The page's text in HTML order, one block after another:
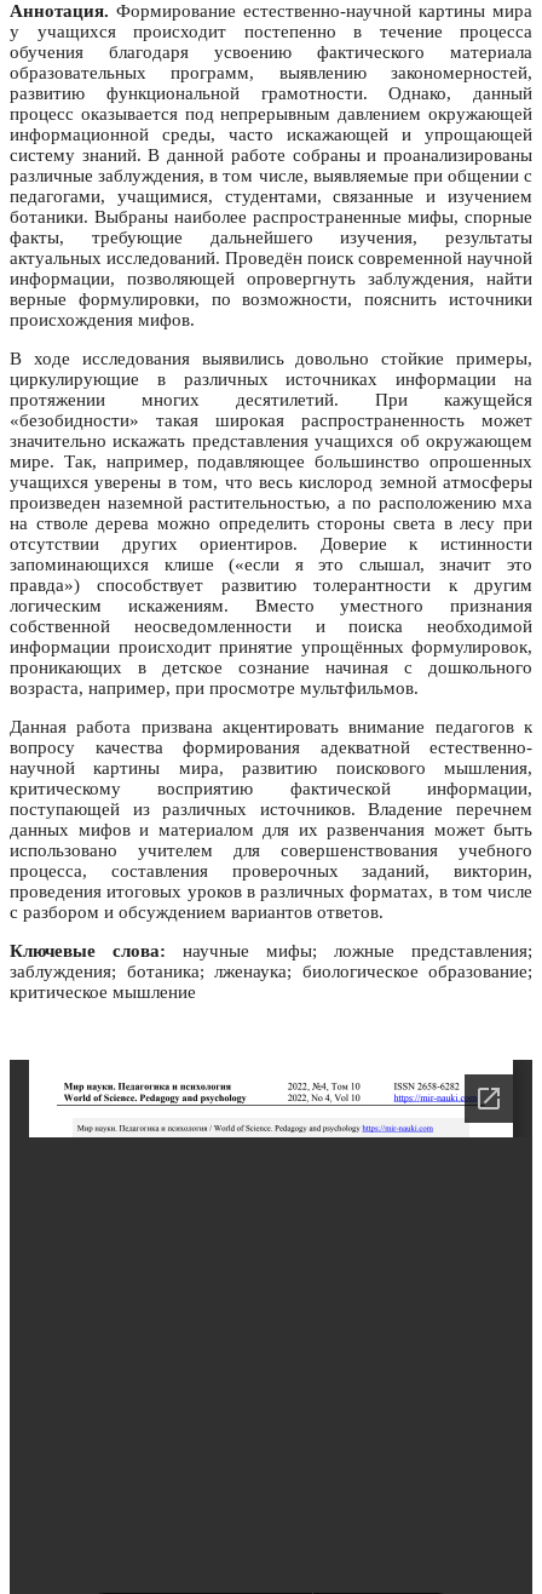
Аннотация. Формирование естественно-научной картины мира
у учащихся происходит постепенно в течение процесса
обучения благодаря усвоению фактического материала
образовательных программ, выявлению закономерностей,
развитию функциональной грамотности. Однако, данный
процесс оказывается под непрерывным давлением окружающей
информационной среды, часто искажающей и упрощающей
систему знаний. В данной работе собраны и проанализированы
различные заблуждения, в том числе, выявляемые при общении с
педагогами, учащимися, студентами, связанные и изучением
ботаники. Выбраны наиболее распространенные мифы, спорные
факты, требующие дальнейшего изучения, результаты
актуальных исследований. Проведён поиск современной научной
информации, позволяющей опровергнуть заблуждения, найти
верные формулировки, по возможности, пояснить источники
происхождения мифов.
В ходе исследования выявились довольно стойкие примеры,
циркулирующие в различных источниках информации на
протяжении многих десятилетий. При кажущейся
«безобидности» такая широкая распространенность может
значительно искажать представления учащихся об окружающем
мире. Так, например, подавляющее большинство опрошенных
учащихся уверены в том, что весь кислород земной атмосферы
произведен наземной растительностью, а по расположению мха
на стволе дерева можно определить стороны света в лесу при
отсутствии других ориентиров. Доверие к истинности
запоминающихся клише («если я это слышал, значит это
правда») способствует развитию толерантности к другим
логическим искажениям. Вместо уместного признания
собственной неосведомленности и поиска необходимой
информации происходит принятие упрощённых формулировок,
проникающих в детское сознание начиная с дошкольного
возраста, например, при просмотре мультфильмов.
Данная работа призвана акцентировать внимание педагогов к
вопросу качества формирования адекватной естественно-
научной картины мира, развитию поискового мышления,
критическому восприятию фактической информации,
поступающей из различных источников. Владение перечнем
данных мифов и материалом для их развенчания может быть
использовано учителем для совершенствования учебного
процесса, составления проверочных заданий, викторин,
проведения итоговых уроков в различных форматах, в том числе
с разбором и обсуждением вариантов ответов.
Ключевые слова: научные мифы; ложные представления;
заблуждения; ботаника; лженаука; биологическое образование;
критическое мышление